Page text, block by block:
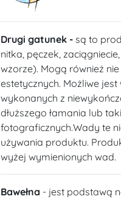
Drugi gatunek - są to
nitka, pęczek,
wzorze). Mogą również
estetycznych. Możliwe
wykonanych z
dłuższego łamania lub
fotograficznych.Wady te
używania produktu.
wyżej wymienionych wad.
Bawełna - jest podstawą